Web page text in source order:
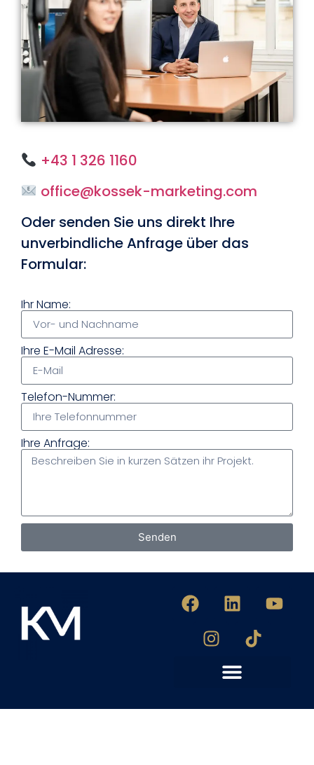
+43 1 326 1160
office@kossek-marketing.com
Oder senden Sie uns direkt Ihre
unverbindliche Anfrage über das
Formular:
Ihr Name:
Ihre E-Mail Adresse:
Telefon-Nummer:
Ihre Anfrage:
Senden